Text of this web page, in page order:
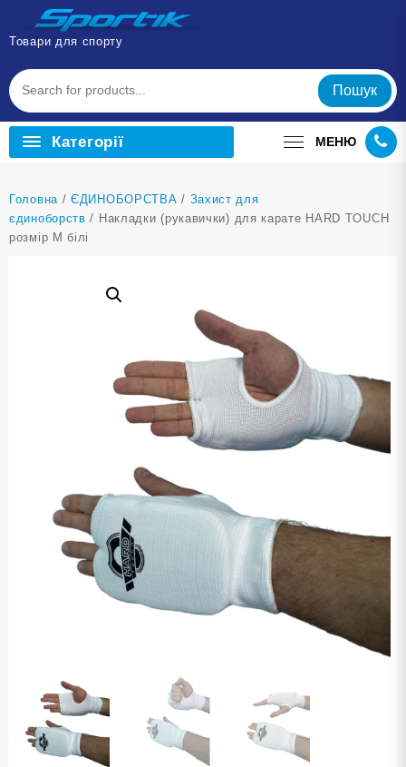
Перейти
вмісту
Товари для спорту
Пошук
Категорії МЕНЮ
Головна /ЄДИНОБОРСТВА / Захист для
єдиноборств / Накладки (рукавички) для карате HARD TOUCH
розмір М білі